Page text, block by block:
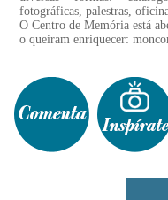
fotográficas, palestras,
O Centro de Memória está
o queiram enriquecer: